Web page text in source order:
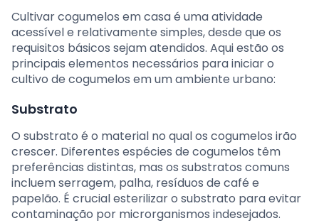
Cultivar cogumelos em casa é uma atividade
acessível e relativamente simples, desde que os
requisitos básicos sejam atendidos. Aqui estão os
principais elementos necessários para iniciar o
cultivo de cogumelos em um ambiente urbano:
Substrato
O substrato é o material no qual os cogumelos irão
crescer. Diferentes espécies de cogumelos têm
preferências distintas, mas os substratos comuns
incluem serragem, palha, resíduos de café e
papelão. É crucial esterilizar o substrato para evitar
contaminação por microrganismos indesejados.